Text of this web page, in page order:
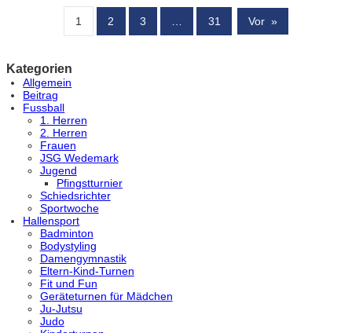
1 2 3 … 31 Vor »
Kategorien
Allgemein
Beitrag
Fussball
1. Herren
2. Herren
Frauen
JSG Wedemark
Jugend
Pfingstturnier
Schiedsrichter
Sportwoche
Hallensport
Badminton
Bodystyling
Damengymnastik
Eltern-Kind-Turnen
Fit und Fun
Geräteturnen für Mädchen
Ju-Jutsu
Judo